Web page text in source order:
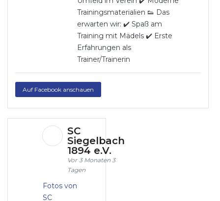
Trainingsmaterialien 👟 Das
erwarten wir: ✔️ Spaß am
Training mit Mädels ✔️ Erste
Erfahrungen als
Trainer/Trainerin
Auf Facebook anschauen
SC
Siegelbach
1894 e.V.
3 Monaten 3
Tagen
Fotos von
SC